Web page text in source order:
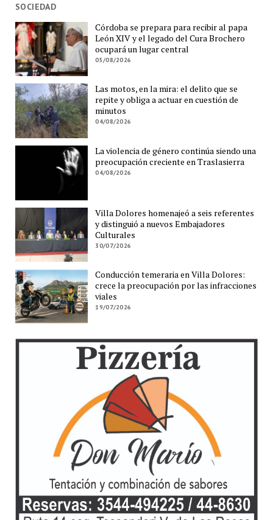
SOCIEDAD
Córdoba se prepara para recibir al papa
León XIV y el legado del Cura Brochero
ocupará un lugar central
05/08/2026
Las motos, en la mira: el delito que se
repite y obliga a actuar en cuestión de
minutos
04/08/2026
La violencia de género continúa siendo una
preocupación creciente en Traslasierra
04/08/2026
Villa Dolores homenajeó a seis referentes
y distinguió a nuevos Embajadores
Culturales
30/07/2026
Conducción temeraria en Villa Dolores:
crece la preocupación por las infracciones
viales
19/07/2026